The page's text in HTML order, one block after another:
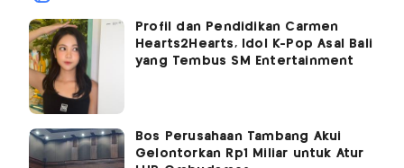
Profil dan Pendidikan Carmen
Hearts2Hearts, Idol K-Pop Asal Bali
yang Tembus SM Entertainment
Bos Perusahaan Tambang Akui
Gelontorkan Rp1 Miliar untuk Atur